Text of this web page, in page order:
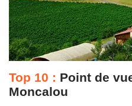
Top 10 : Point de
Moncalou